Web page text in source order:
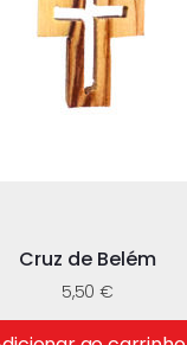
Cruz de Belém
5,50€